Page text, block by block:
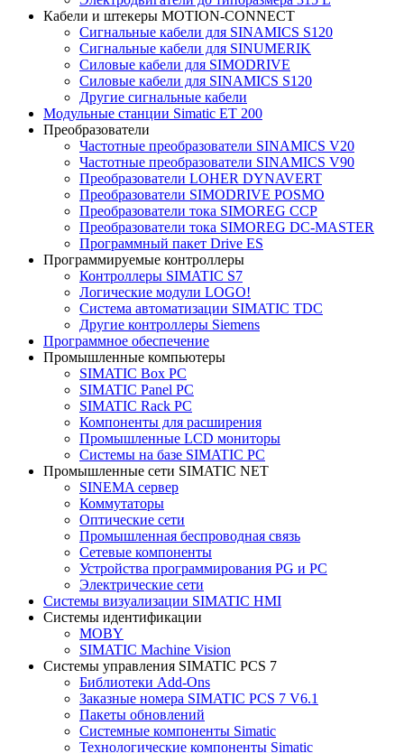
Кабели и штекеры MOTION-CONNECT
Сигнальные кабели для SINAMICS S120
Сигнальные кабели для SINUMERIK
Силовые кабели для SIMODRIVE
Силовые кабели для SINAMICS S120
Другие сигнальные кабели
Модульные станции Simatic ET 200
Преобразователи
Частотные преобразователи SINAMICS V20
Частотные преобразователи SINAMICS V90
Преобразователи LOHER DYNAVERT
Преобразователи SIMODRIVE POSMO
Преобразователи тока SIMOREG CCP
Преобразователи тока SIMOREG DC-MASTER
Программный пакет Drive ES
Программируемые контроллеры
Контроллеры SIMATIC S7
Логические модули LOGO!
Система автоматизации SIMATIC TDC
Другие контроллеры Siemens
Программное обеспечение
Промышленные компьютеры
SIMATIC Box PC
SIMATIC Panel PС
SIMATIC Rack PC
Компоненты для расширения
Промышленные LCD мониторы
Системы на базе SIMATIC PC
Промышленные сети SIMATIC NET
SINEMA сервер
Коммутаторы
Оптические сети
Промышленная беспроводная связь
Сетевые компоненты
Устройства программирования PG и PC
Электрические сети
Системы визуализации SIMATIC HMI
Системы идентификации
MOBY
SIMATIC Machine Vision
Системы управления SIMATIC PCS 7
Библиотеки Add-Ons
Заказные номера SIMATIC PCS 7 V6.1
Пакеты обновлений
Системные компоненты Simatic
Технологические компоненты Simatic